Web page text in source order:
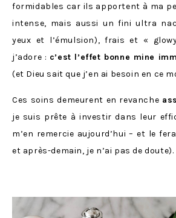
formidables car ils apportent à ma
intense, mais aussi un fini ultra
yeux et l’émulsion), frais et «
j’adore : c’est l’effet bonne mine
(et Dieu sait que j’en ai besoin en ce
Ces soins demeurent en revanche
je suis prête à investir dans leur
m’en remercie aujourd’hui – et le
et après-demain, je n’ai pas de doute).